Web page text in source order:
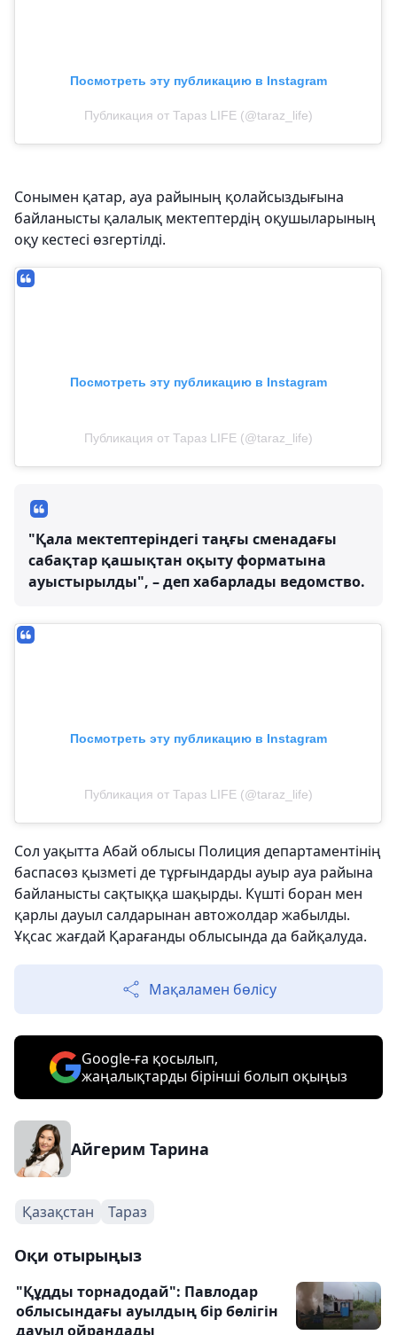
Посмотреть эту публикацию в Instagram
Публикация от Тараз LIFE (@taraz_life)
Сонымен қатар, ауа райының қолайсыздығына
байланысты қалалық мектептердің оқушыларының
оқу кестесі өзгертілді.
Посмотреть эту публикацию в Instagram
Публикация от Тараз LIFE (@taraz_life)
"Қала мектептеріндегі таңғы сменадағы
сабақтар қашықтан оқыту форматына
ауыстырылды", – деп хабарлады ведомство.
Посмотреть эту публикацию в Instagram
Публикация от Тараз LIFE (@taraz_life)
Сол уақытта Абай облысы Полиция департаментінің
баспасөз қызметі де тұрғындарды ауыр ауа райына
байланысты сақтыққа шақырды. Күшті боран мен
қарлы дауыл салдарынан автожолдар жабылды.
Ұқсас жағдай Қарағанды облысында да байқалуда.
Мақаламен бөлісу
Google-ға қосылып,
жаңалықтарды бірінші болып оқыңыз
Айгерим Тарина
Қазақстан Тараз
Оқи отырыңыз
"Құдды торнадодай": Павлодар
облысындағы ауылдың бір бөлігін
дауыл ойрандады